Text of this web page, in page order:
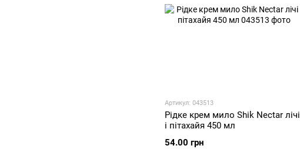
Артикул: 043513
Рідке крем мило Shik Nectar лічі
і пітахайя 450 мл
54.00 грн